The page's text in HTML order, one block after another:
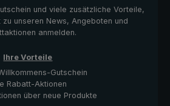
und viele zusätzliche Vorteile,
unseren News, Angeboten und
anmelden.
Ihre Vorteile
Gutschein
Rabatt-Aktionen
über neue Produkte